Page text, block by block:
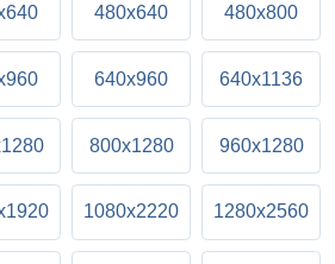
480x640 480x800
640x960 640x1136
800x1280 960x1280
1080x2220 1280x2560